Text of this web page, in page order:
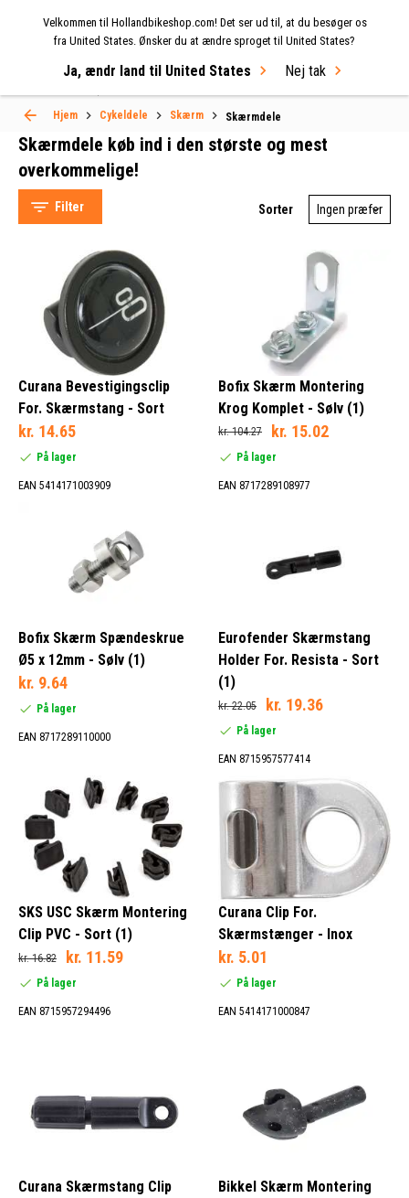
Velkommen til Hollandbikeshop.com! Det ser ud til, at du besøger os
fra United States. Ønsker du at ændre sproget til United States?
Ja, ændr land til United States Nej tak
Hjem Cykeldele Skærm Skærmdele
Skærmdele
SKS (106)
Eurofender (34)
Curana (31)
Contec (14)
Adapter (5)
Afdækningskappe (1)
Sort (98)
Skærmdele køb ind i den største og mest
overkommelige!
Filter Sorter
Curana Bevestigingsclip
For. Skærmstang - Sort
kr. 14.65
På lager
EAN 5414171003909
Bofix Skærm Montering
Krog Komplet - Sølv (1)
kr. 104.27 kr. 15.02
På lager
EAN 8717289108977
Bofix Skærm Spændeskrue
Ø5 x 12mm - Sølv (1)
kr. 9.64
På lager
EAN 8717289110000
Eurofender Skærmstang
Holder For. Resista - Sort
(1)
kr. 22.05 kr. 19.36
På lager
EAN 8715957577414
SKS USC Skærm Montering
Clip PVC - Sort (1)
kr. 16.82 kr. 11.59
På lager
EAN 8715957294496
Curana Clip For.
Skærmstænger - Inox
kr. 5.01
På lager
EAN 5414171000847
Curana Skærmstang Clip
Bikkel Skærm Montering